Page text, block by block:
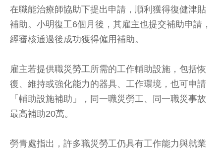
在職能治療師協助下提出申請，順利獲得復健津貼
補助。小明復工6個月後，其雇主也提交補助申請，
經審核通過後成功獲得僱用補助。
雇主若提供職災勞工所需的工作輔助設施，包括恢
復、維持或強化能力的器具、工作環境，也可申請
「輔助設施補助」，同一職災勞工、同一職災事故
最高補助20萬。
勞青處指出，許多職災勞工仍具有工作能力與就業